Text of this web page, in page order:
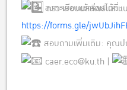
ตรวจสอบผลลัพธ์และแ
ลงทะเบียนเข้าร่วมได้ที่:
https://forms.gle/
สอบถามเพิ่มเติม: คุณ
caer.eco@ku.th |